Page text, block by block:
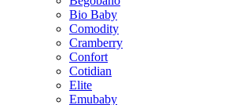
Bio Baby
Comodity
Cramberry
Confort
Cotidian
Elite
Emubaby